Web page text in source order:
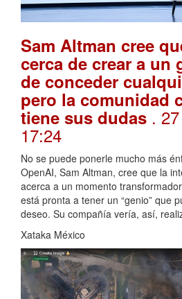
Sam Altman cree
cerca de crear a un
de conceder
pero la comunidad
tiene sus dudas .
17:24
No se puede ponerle mucho más
OpenAI, Sam Altman, cree que la
acerca a un momento
está pronta a tener un “genio” que
deseo. Su compañía vería, así,
Xataka México